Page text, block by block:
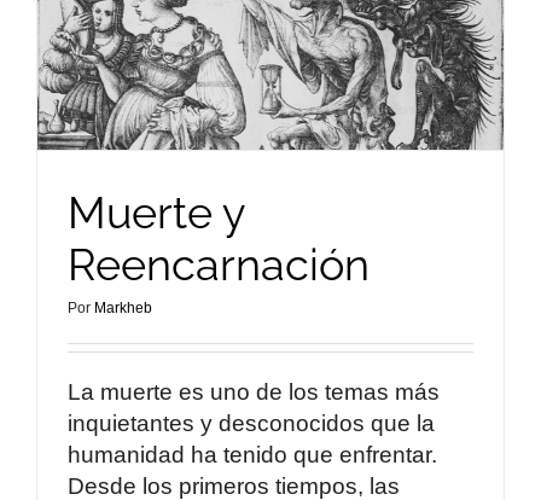
Muerte y
Reencarnación
Por Markheb
La muerte es uno de los temas más
inquietantes y desconocidos que la
humanidad ha tenido que enfrentar.
Desde los primeros tiempos, las